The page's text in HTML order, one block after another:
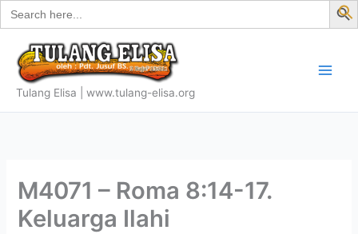
Search
for:
Skip
to
content
Tulang Elisa | www.tulang-elisa.org
M4071 – Roma 8:14-17.
Keluarga Ilahi